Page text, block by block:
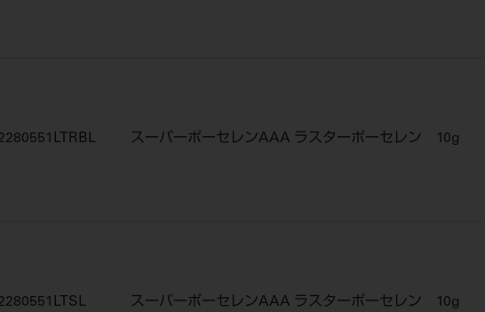
スーパーポーセレンAAA ラスターポーセレン 10g
スーパーポーセレンAAA ラスターポーセレン 10g